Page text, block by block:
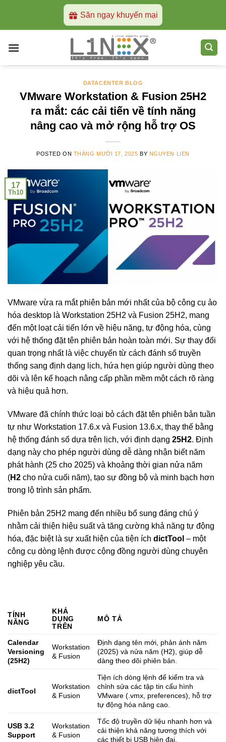
content
Săn ngay khuyến mại
DATACENTER BLOG
VMware Workstation & Fusion 25H2
ra mắt: các cải tiến về tính năng
nâng cao và mở rộng hỗ trợ OS
POSTED ON THÁNG MƯỜI 17, 2025 BY NGUYEN LIEN
17
Th10
VMware vừa ra mắt phiên bản mới nhất của bộ công cụ ảo
hóa desktop là Workstation 25H2 và Fusion 25H2, mang
đến một loạt cải tiến lớn về hiệu năng, tự động hóa, cùng
với hệ thống đặt tên phiên bản hoàn toàn mới. Sự thay đổi
quan trọng nhất là việc chuyển từ cách đánh số truyền
thống sang định dạng lịch, hứa hẹn giúp người dùng theo
dõi và lên kế hoạch nâng cấp phần mềm một cách rõ ràng
và hiệu quả hơn.
VMware đã chính thức loại bỏ cách đặt tên phiên bản tuần
tự như Workstation 17.6.x và Fusion 13.6.x, thay thế bằng
hệ thống đánh số dựa trên lịch, với định dạng 25H2. Định
dạng này cho phép người dùng dễ dàng nhận biết năm
phát hành (25 cho 2025) và khoảng thời gian nửa năm
(H2 cho nửa cuối năm), tạo sự đồng bộ và minh bạch hơn
trong lộ trình sản phẩm.
Phiên bản 25H2 mang đến nhiều bổ sung đáng chú ý
nhằm cải thiện hiệu suất và tăng cường khả năng tự động
hóa, đặc biệt là sự xuất hiện của tiện ích dictTool – một
công cụ dòng lệnh được cộng đồng người dùng chuyên
nghiệp yêu cầu.
TÍNH
NĂNG
KHẢ
DỤNG
TRÊN
MÔ TẢ
Calendar
Versioning
(25H2)
Workstation
& Fusion
Định dạng tên mới, phản ánh năm
(2025) và nửa năm (H2), giúp dễ
dàng theo dõi phiên bản.
dictTool
Workstation
& Fusion
Tiện ích dòng lệnh để kiểm tra và
chỉnh sửa các tập tin cấu hình
VMware (.vmx, preferences), hỗ trợ
tự động hóa nâng cao.
USB 3.2
Support
Workstation
& Fusion
Tốc độ truyền dữ liệu nhanh hơn và
cải thiện khả năng tương thích với
các thiết bị USB hiện đại.